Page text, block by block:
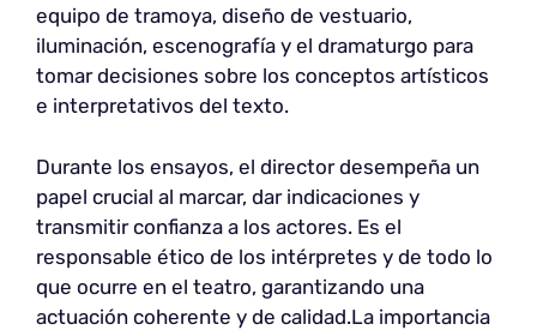
equipo de tramoya, diseño de vestuario,
iluminación, escenografía y el dramaturgo para
tomar decisiones sobre los conceptos artísticos
e interpretativos del texto.
Durante los ensayos, el director desempeña un
papel crucial al marcar, dar indicaciones y
transmitir confianza a los actores. Es el
responsable ético de los intérpretes y de todo lo
que ocurre en el teatro, garantizando una
actuación coherente y de calidad.La importancia